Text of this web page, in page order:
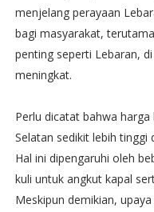
menjelang perayaan
bagi masyarakat,
penting seperti Lebaran,
meningkat.
Perlu dicatat bahwa harga
Selatan sedikit lebih tinggi
Hal ini dipengaruhi oleh
kuli untuk angkut kapal
Meskipun demikian,